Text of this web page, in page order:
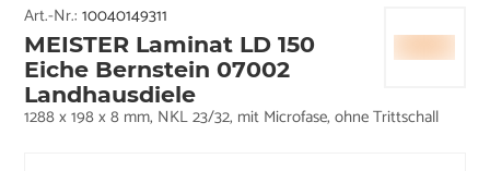
Art.-Nr.:10040149311
MEISTER Laminat LD 150
Eiche Bernstein 07002
Landhausdiele
1288 x 198 x 8 mm, NKL 23/32, mit Microfase, ohne Trittschall